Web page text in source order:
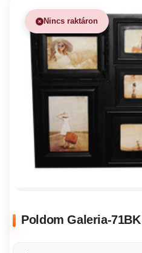
Nincs raktáron
Poldom Galeria-